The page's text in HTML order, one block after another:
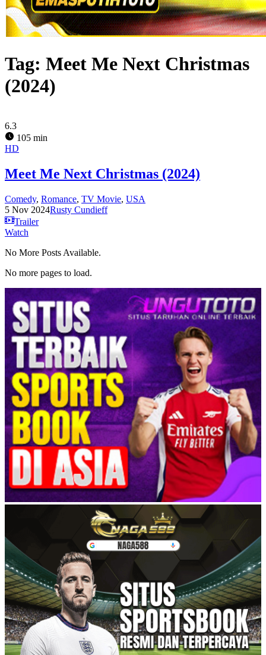
Tag: Meet Me Next Christmas
(2024)
6.3
105 min
HD
Meet Me Next Christmas (2024)
Comedy, Romance, TV Movie, USA
5 Nov 2024Rusty Cundieff
Trailer
Watch
No More Posts Available.
No more pages to load.